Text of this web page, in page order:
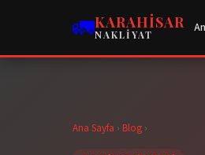
🚛KARAHISAR
NAKLIYAT
Ana Sayfa › Blog ›